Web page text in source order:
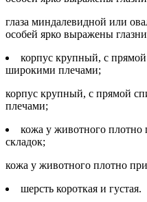
глаза миндалевидной или
особей ярко выражены
корпус крупный, с
широкими плечами;
корпус крупный, с прямой
плечами;
кожа у животного плотно
складок;
кожа у животного плотно
шерсть короткая и густая.